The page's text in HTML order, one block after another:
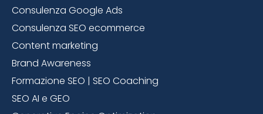
Consulenza Google Ads
Consulenza SEO ecommerce
Content marketing
Brand Awareness
Formazione SEO | SEO Coaching
SEO AI e GEO